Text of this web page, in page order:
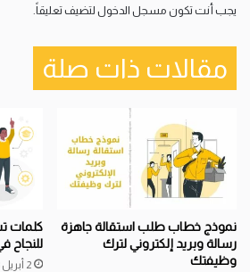
يجب أنت تكون مسجل الدخول لتضيف تعليقاً.
مقالات ذات صلة
نموذج خطاب طلب استقالة جاهزة
رسالة وبريد إلكتروني لترك
وظيفتك
كلمات
للنجاح
2 أبريل 2023